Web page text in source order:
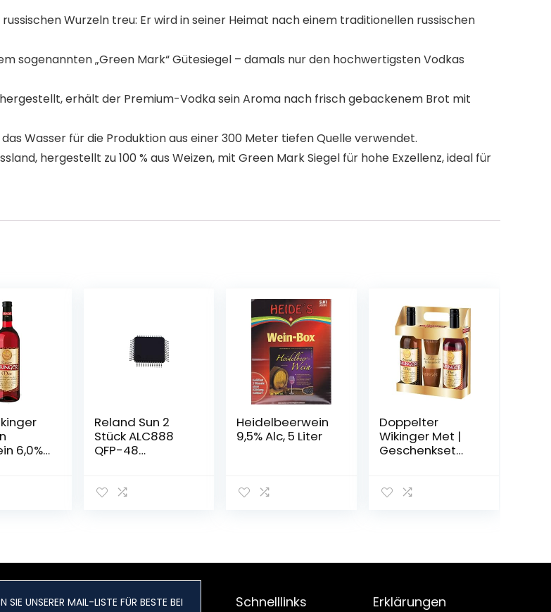
russischen Wurzeln treu: Er wird in seiner Heimat nach einem traditionellen russischen
sogenannten „Green Mark“ Gütesiegel – damals nur den hochwertigsten Vodkas
hergestellt, erhält der Premium-Vodka sein Aroma nach frisch gebackenem Brot mit
das Wasser für die Produktion aus einer 300 Meter tiefen Quelle verwendet.
hergestellt zu 100 % aus Weizen, mit Green Mark Siegel für hohe Exzellenz, ideal für
6,0%
Reland Sun 2
Stück ALC888
QFP-48
ALC888-GR QFP
Heidelbeerwein
9,5% Alc, 5 Liter
Doppelter
Wikinger Met |
Geschenkset
Tonbechern
SIE UNSERER MAIL-LISTE FÜR BESTE BEI Schnelllinks Erklärungen